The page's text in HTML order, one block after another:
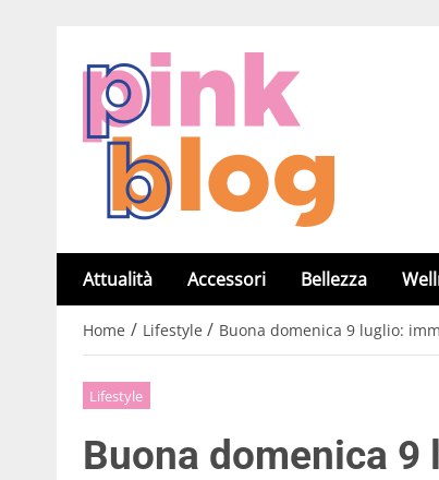
Attualità Accessori Bellezza
Home / Lifestyle / Buona domenica 9 luglio:
Lifestyle
Buona domenica